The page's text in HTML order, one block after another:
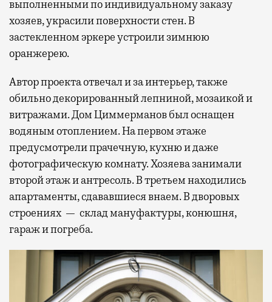
выполненными по индивидуальному заказу
хозяев, украсили поверхности стен. В
застекленном эркере устроили зимнюю
оранжерею.
Автор проекта отвечал и за интерьер, также
обильно декорированный лепниной, мозаикой и
витражами. Дом Циммерманов был оснащен
водяным отоплением. На первом этаже
предусмотрели прачечную, кухню и даже
фотографическую комнату. Хозяева занимали
второй этаж и антресоль. В третьем находились
апартаменты, сдававшиеся внаем. В дворовых
строениях — склад мануфактуры, конюшня,
гараж и погреба.